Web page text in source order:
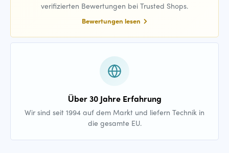
verifizierten Bewertungen bei Trusted Shops.
Bewertungen lesen
Über 30 Jahre Erfahrung
Wir sind seit 1994 auf dem Markt und liefern Technik in
die gesamte EU.